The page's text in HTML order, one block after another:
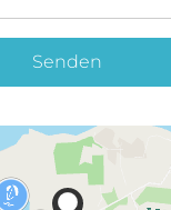
Senden